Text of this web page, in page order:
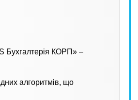
Бухгалтерія КОРП» –
алгоритмів, що